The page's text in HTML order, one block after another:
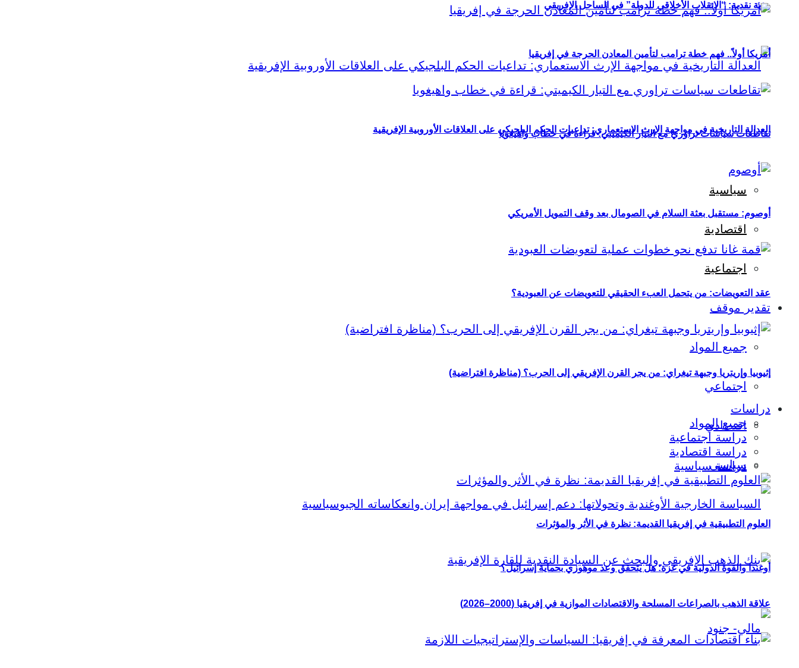
رؤية نقدية: “الانقلاب الأخلاقي للدولة” في الساحل الإفريقي
العدالة التاريخية في مواجهة الإرث الاستعماري: تداعيات الحكم البلجيكي على العلاقات الأوروبية الإفريقية
سياسية
اقتصادية
اجتماعية
تقدير موقف
جميع المواد
اجتماعي
اقتصادي
سياسي
أوغندا والقوة الدولية في غزة: هل يتحقق وعد موهوزي بحماية إسرائيل؟
أمريكا أولاً.. فهم خطة ترامب لتأمين المعادن الحرجة في إفريقيا
تقاطعات سياسات تراوري مع التيار الكيميتي: قراءة في خطاب واهيغويا
أوصوم: مستقبل بعثة السلام في الصومال بعد وقف التمويل الأمريكي
عقد التعويضات: من يتحمل العبء الحقيقي للتعويضات عن العبودية؟
إثيوبيا وإريتريا وجبهة تيغراي: من يجر القرن الإفريقي إلى الحرب؟ (مناظرة افتراضية)
دراسات
جميع المواد
دراسة اجتماعية
دراسة اقتصادية
دراسة سياسية
العلوم التطبيقية في إفريقيا القديمة: نظرة في الأثر والمؤثرات
علاقة الذهب بالصراعات المسلحة والاقتصادات الموازية في إفريقيا (2000–2026)